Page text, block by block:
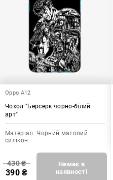
Oppo A12
Чохол "Берсерк чорно-білий
арт"
Матеріал: Чорний матовий
силікон
430₴
390₴
Немає в
наявності